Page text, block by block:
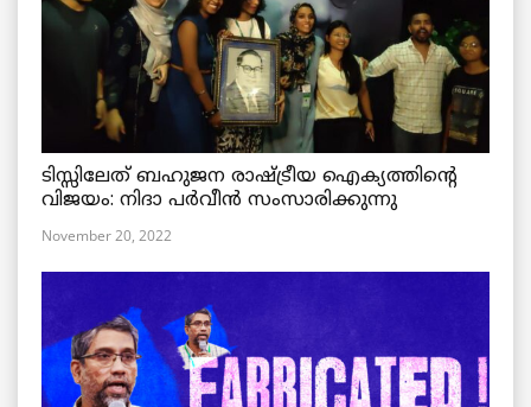
ടിസ്സിലേത് ബഹുജന രാഷ്ട്രീയ ഐക്യത്തിന്റെ
വിജയം: നിദാ പർവീൻ സംസാരിക്കുന്നു
November 20, 2022